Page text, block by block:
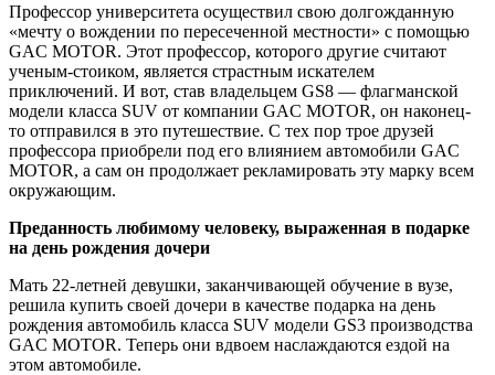
Профессор университета осуществил свою долгожданную
«мечту о вождении по пересеченной местности» с помощью
GAC MOTOR. Этот профессор, которого другие считают
ученым-стоиком, является страстным искателем
приключений. И вот, став владельцем GS8 — флагманской
модели класса SUV от компании GAC MOTOR, он наконец-
то отправился в это путешествие. С тех пор трое друзей
профессора приобрели под его влиянием автомобили GAC
MOTOR, а сам он продолжает рекламировать эту марку всем
окружающим.
Преданность любимому человеку, выраженная в подарке
на день рождения дочери
Мать 22-летней девушки, заканчивающей обучение в вузе,
решила купить своей дочери в качестве подарка на день
рождения автомобиль класса SUV модели GS3 производства
GAC MOTOR. Теперь они вдвоем наслаждаются ездой на
этом автомобиле.